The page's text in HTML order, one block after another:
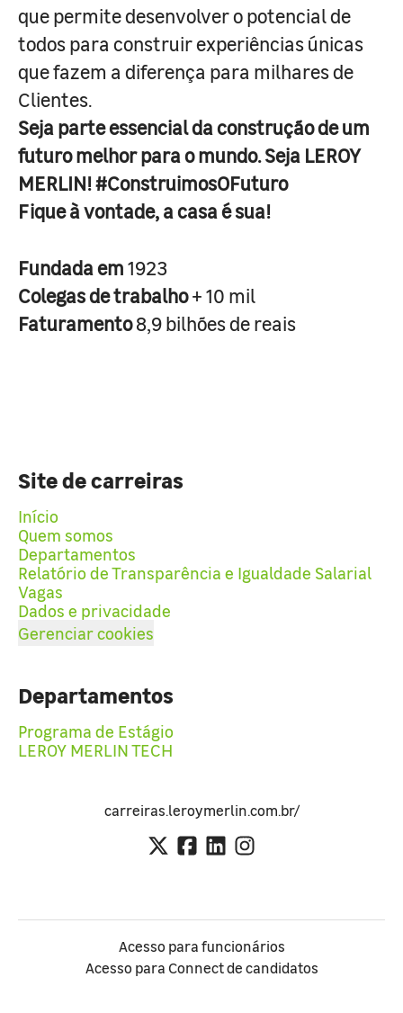
que permite desenvolver o potencial de
todos para construir experiências únicas
que fazem a diferença para milhares de
Clientes.
Seja parte essencial da construção de um
futuro melhor para o mundo. Seja LEROY
MERLIN! #ConstruimosOFuturo
Fique à vontade, a casa é sua!
Fundada em1923
Colegas de trabalho+ 10 mil
Faturamento8,9 bilhões de reais
Site de carreiras
Início
Quem somos
Departamentos
Relatório de Transparência e Igualdade Salarial
Vagas
Dados e privacidade
Gerenciar cookies
Departamentos
Programa de Estágio
LEROY MERLIN TECH
carreiras.leroymerlin.com.br/
Acesso para funcionários
Acesso para Connect de candidatos